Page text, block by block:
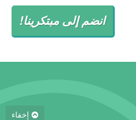
انضم إلى مبتكرينا!
إخفاء